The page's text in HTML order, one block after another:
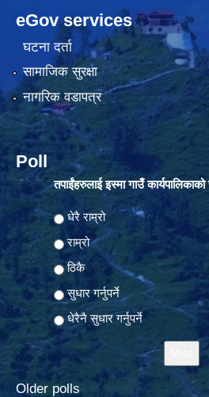
eGov services
घटना दर्ता
सामाजिक सुरक्षा
नागरिक वडापत्र
Poll
तपाईंहरुलाई इस्मा गाउँ
Choices
धेरै राम्रो
राम्रो
ठिकै
सुधार गर्नुपर्ने
धेरैनै सुधार गर्नुपर्ने
Older polls